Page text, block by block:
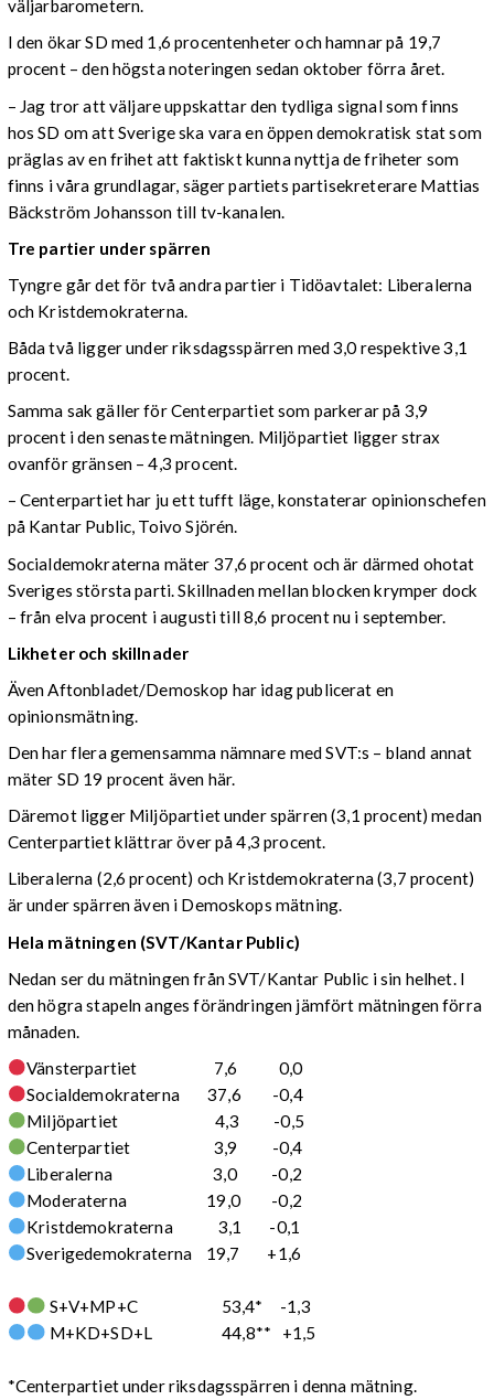
väljarbarometern.
I den ökar SD med 1,6 procentenheter och hamnar på 19,7
procent – den högsta noteringen sedan oktober förra året.
– Jag tror att väljare uppskattar den tydliga signal som finns
hos SD om att Sverige ska vara en öppen demokratisk stat som
präglas av en frihet att faktiskt kunna nyttja de friheter som
finns i våra grundlagar, säger partiets partisekreterare Mattias
Bäckström Johansson till tv-kanalen.
Tre partier under spärren
Tyngre går det för två andra partier i Tidöavtalet: Liberalerna
och Kristdemokraterna.
Båda två ligger under riksdagsspärren med 3,0 respektive 3,1
procent.
Samma sak gäller för Centerpartiet som parkerar på 3,9
procent i den senaste mätningen. Miljöpartiet ligger strax
ovanför gränsen – 4,3 procent.
– Centerpartiet har ju ett tufft läge, konstaterar opinionschefen
på Kantar Public, Toivo Sjörén.
Socialdemokraterna mäter 37,6 procent och är därmed ohotat
Sveriges största parti. Skillnaden mellan blocken krymper dock
– från elva procent i augusti till 8,6 procent nu i september.
Likheter och skillnader
Även Aftonbladet/Demoskop har idag publicerat en
opinionsmätning.
Den har flera gemensamma nämnare med SVT:s – bland annat
mäter SD 19 procent även här.
Däremot ligger Miljöpartiet under spärren (3,1 procent) medan
Centerpartiet klättrar över på 4,3 procent.
Liberalerna (2,6 procent) och Kristdemokraterna (3,7 procent)
är under spärren även i Demoskops mätning.
Hela mätningen (SVT/Kantar Public)
Nedan ser du mätningen från SVT/Kantar Public i sin helhet. I
den högra stapeln anges förändringen jämfört mätningen förra
månaden.
Vänsterpartiet 7,6 0,0
Socialdemokraterna 37,6 -0,4
Miljöpartiet 4,3 -0,5
Centerpartiet 3,9 -0,4
Liberalerna 3,0 -0,2
Moderaterna 19,0 -0,2
Kristdemokraterna 3,1 -0,1
Sverigedemokraterna 19,7 +1,6
S+V+MP+C 53,4* -1,3
M+KD+SD+L 44,8** +1,5
*Centerpartiet under riksdagsspärren i denna mätning.